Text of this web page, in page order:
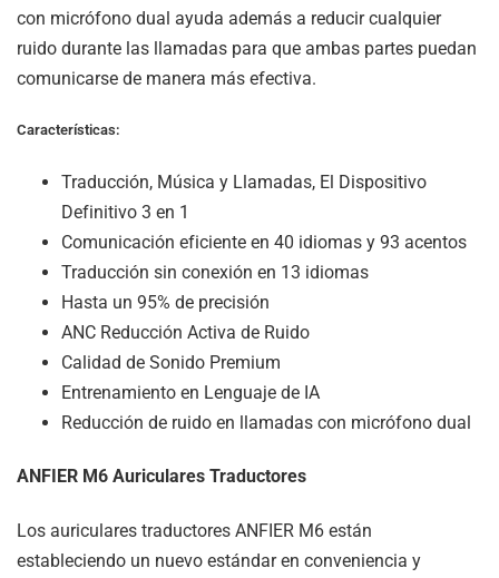
con micrófono dual ayuda además a reducir cualquier
ruido durante las llamadas para que ambas partes puedan
comunicarse de manera más efectiva.
Características:
Traducción, Música y Llamadas, El Dispositivo
Definitivo 3 en 1
Comunicación eficiente en 40 idiomas y 93 acentos
Traducción sin conexión en 13 idiomas
Hasta un 95% de precisión
ANC Reducción Activa de Ruido
Calidad de Sonido Premium
Entrenamiento en Lenguaje de IA
Reducción de ruido en llamadas con micrófono dual
ANFIER M6 Auriculares Traductores
Los auriculares traductores ANFIER M6 están
estableciendo un nuevo estándar en conveniencia y